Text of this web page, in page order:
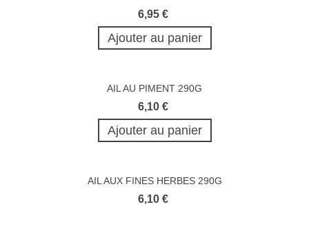
6,95 €
Ajouter au panier
AIL AU PIMENT 290G
6,10 €
Ajouter au panier
AIL AUX FINES HERBES 290G
6,10 €